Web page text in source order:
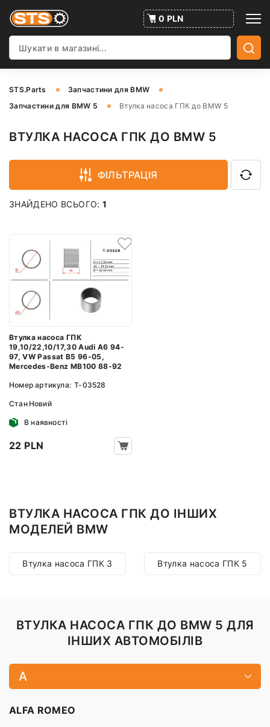
0 PLN
STS.Parts
Запчастини для BMW
Запчастини для BMW 5
Втулка насоса ГПК до BMW 5
ВТУЛКА НАСОСА ГПК ДО BMW 5
ФІЛЬТРАЦІЯ
ЗНАЙДЕНО ВСЬОГО: 1
Втулка насоса ГПК
19,10/22,10/17,30 Audi A6 94-
97, VW Passat B5 96-05,
Mercedes-Benz MB100 88-92
Номер артикула: T-03528
Стан Новий
В наявності
22 PLN
ВТУЛКА НАСОСА ГПК ДО ІНШИХ
МОДЕЛЕЙ BMW
Втулка насоса ГПК 3 Втулка насоса ГПК 5
ВТУЛКА НАСОСА ГПК ДО BMW 5 ДЛЯ
ІНШИХ АВТОМОБІЛІВ
A
ALFA ROMEO